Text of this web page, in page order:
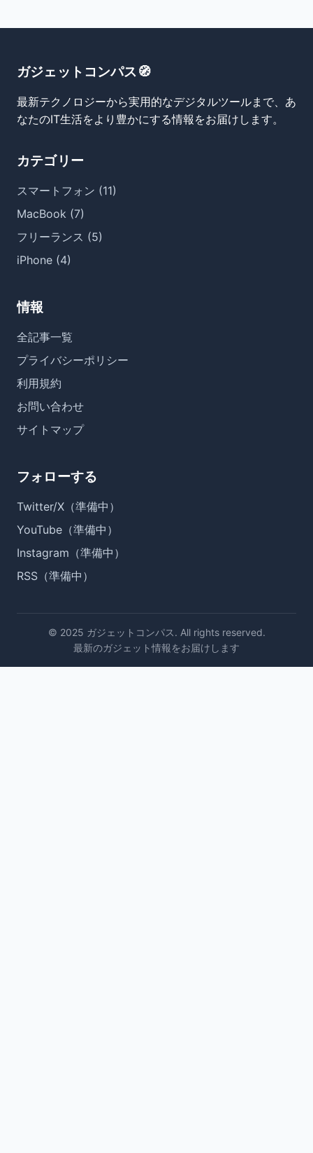
ガジェットコンパス🧭
最新テクノロジーから実用的なデジタルツールまで、あ
なたのIT生活をより豊かにする情報をお届けします。
カテゴリー
スマートフォン (11)
MacBook (7)
フリーランス (5)
iPhone (4)
情報
全記事一覧
プライバシーポリシー
利用規約
お問い合わせ
サイトマップ
フォローする
Twitter/X（準備中）
YouTube（準備中）
Instagram（準備中）
RSS（準備中）
© 2025 ガジェットコンパス. All rights reserved.
最新のガジェット情報をお届けします